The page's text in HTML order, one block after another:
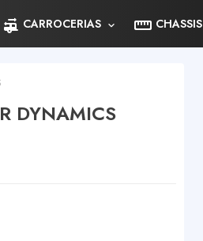
rv_hookup CARROCERIAS straighten CHASSIS
DYNAMICS